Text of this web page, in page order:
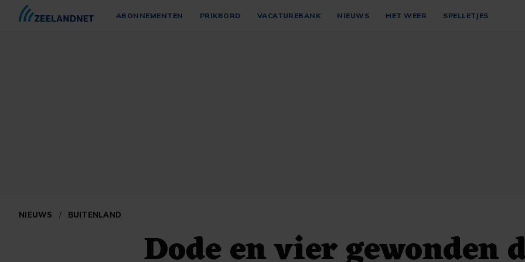
ABONNEMENTEN PRIKBORD VACATUREBANK NIEUWS HET WEER SPELLETJES
NIEUWS / BUITENLAND